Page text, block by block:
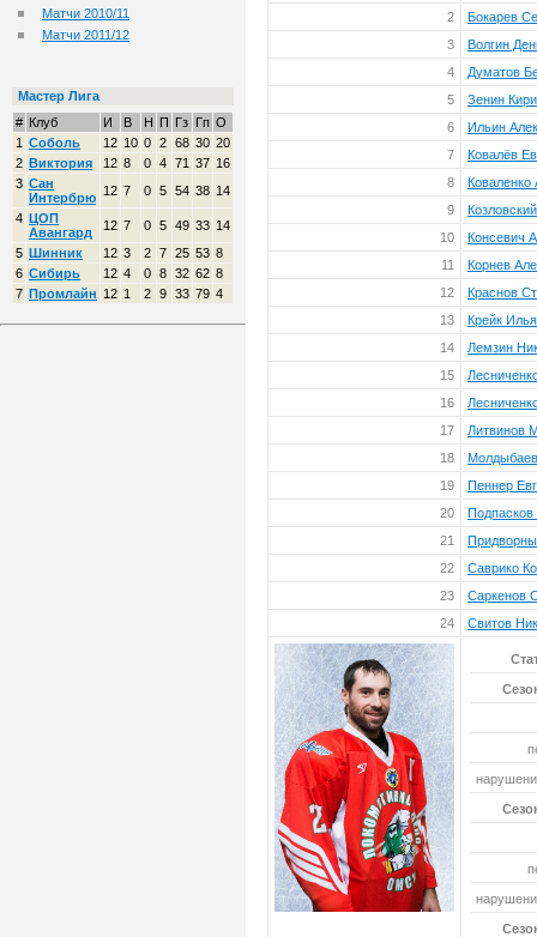
Матчи 2010/11
Матчи 2011/12
Мастер Лига
# Клуб И В Н П Гз Гп О
1 Соболь 12 10 0 2 68 30 20
2 Виктория 12 8 0 4 71 37 16
3 Сан
Интербрю 12 7 0 5 54 38 14
4 ЦОП
Авангард
12 7 0 5 49 33 14
5 Шинник 12 3 2 7 25 53 8
6 Сибирь 12 4 0 8 32 62 8
7 Промлайн 12 1 2 9 33 79 4
2
Бокарев
3
Волгин
4
Думатов
5
Зенин
6
Ильин
7
Ковалёв
8
Коваленко
9
10
Консевич
11
Корнев
12
Краснов
13
Крейк
14
Лемзин
15
16
17
Литвинов
18
19
Пеннер
20
Подпасков
21
22
Саврико
23
Саркенов
24
Свитов